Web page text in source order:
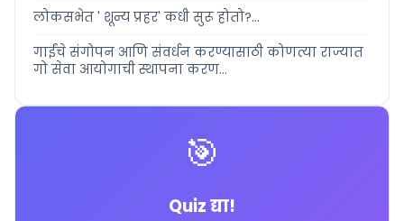
लोकसभेत ' शून्य प्रहर' कधी सुरू होतो?...
गाईंचे संगोपन आणि संवर्धन करण्यासाठी कोणत्या राज्यात
गो सेवा आयोगाची स्थापना करण...
🎯
Quiz द्या!